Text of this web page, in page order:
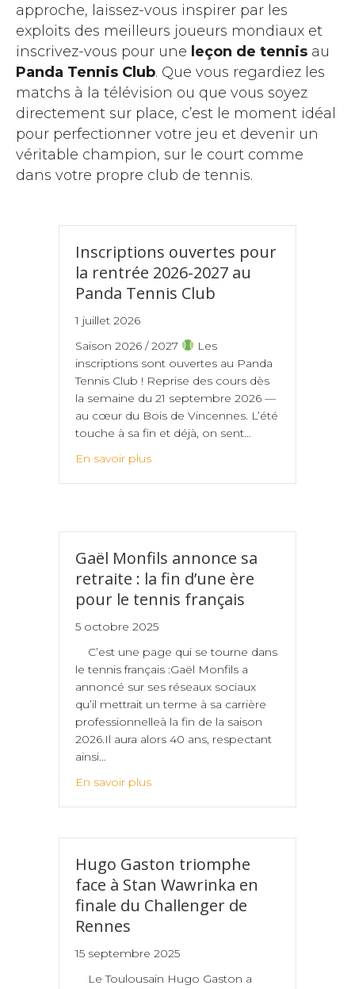
approche, laissez-vous inspirer par les
exploits des meilleurs joueurs mondiaux et
inscrivez-vous pour une leçon de tennis au
Panda Tennis Club. Que vous regardiez les
matchs à la télévision ou que vous soyez
directement sur place, c’est le moment idéal
pour perfectionner votre jeu et devenir un
véritable champion, sur le court comme
dans votre propre club de tennis.
Inscriptions ouvertes pour
la rentrée 2026-2027 au
Panda Tennis Club
1 juillet 2026
Saison 2026 / 2027
Les
inscriptions sont ouvertes au Panda
Tennis Club ! Reprise des cours dès
la semaine du 21 septembre 2026 —
au cœur du Bois de Vincennes. L’été
touche à sa fin et déjà, on sent…
En savoir plus
Gaël Monfils annonce sa
retraite : la fin d’une ère
pour le tennis français
5 octobre 2025
C’est une page qui se tourne dans
le tennis français :Gaël Monfils a
annoncé sur ses réseaux sociaux
qu’il mettrait un terme à sa carrière
professionnelleà la fin de la saison
2026.Il aura alors 40 ans, respectant
ainsi…
En savoir plus
Hugo Gaston triomphe
face à Stan Wawrinka en
finale du Challenger de
Rennes
15 septembre 2025
Le Toulousain Hugo Gaston a